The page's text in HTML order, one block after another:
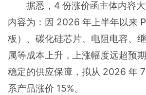
据悉，4 份涨价函主体内容
内容为：因 2026 年上半年以来
板）、碳化硅芯片、电阻电容、
属等成本上升，上涨幅度远超预
稳定的供应保障，拟从 2026 年
系产品涨价 15%。